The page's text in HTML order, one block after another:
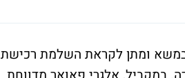
ומתן לקראת השלמת רכישת